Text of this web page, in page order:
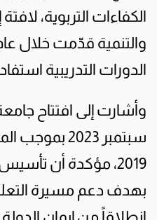
الكفاءات التربوية،
الدورات التدريبية استفاد منها
وأشارت إلى افتتاح
2019، مؤكدة أن
بهدف دعم مسيرة